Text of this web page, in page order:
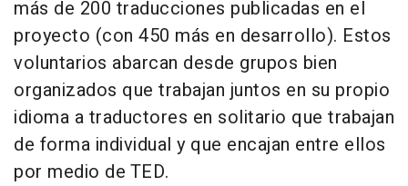
más de 200 traducciones publicadas en el
proyecto (con 450 más en desarrollo). Estos
voluntarios abarcan desde grupos bien
organizados que trabajan juntos en su propio
idioma a traductores en solitario que trabajan
de forma individual y que encajan entre ellos
por medio de TED.